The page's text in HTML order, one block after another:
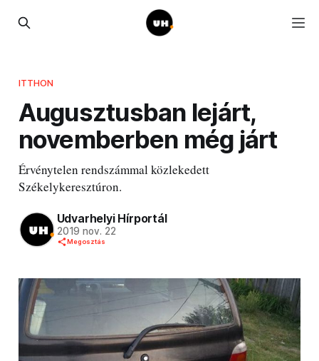
ITTHON
Augusztusban lejárt,
novemberben még járt
Érvénytelen rendszámmal közlekedett
Székelykeresztúron.
Udvarhelyi Hírportál
2019 nov. 22
Megosztás